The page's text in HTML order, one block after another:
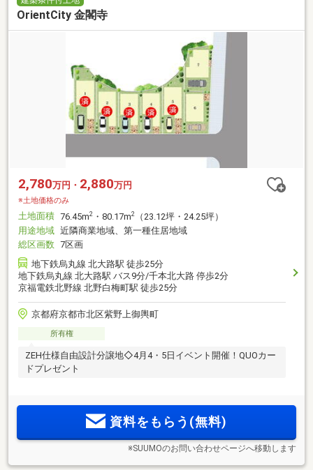
OrientCity 金閣寺
2,780万円・ 2,880万円
※土地価格のみ
土地面積 76.45m2 ・80.17m2
（23.12坪・24.25坪）
用途地域 近隣商業地域、第一種住居地域
総区画数 7区画
地下鉄烏丸線 北大路駅 徒歩25分
地下鉄烏丸線 北大路駅 バス9分/千本北大路 停歩2分
京福電鉄北野線 北野白梅町駅 徒歩25分
京都府京都市北区紫野上御輿町
所有権
ZEH仕様自由設計分譲地◇4月4・5日イベント開催！QUOカー
ドプレゼント
資料をもらう(無料)
※SUUMOのお問い合わせページへ移動します